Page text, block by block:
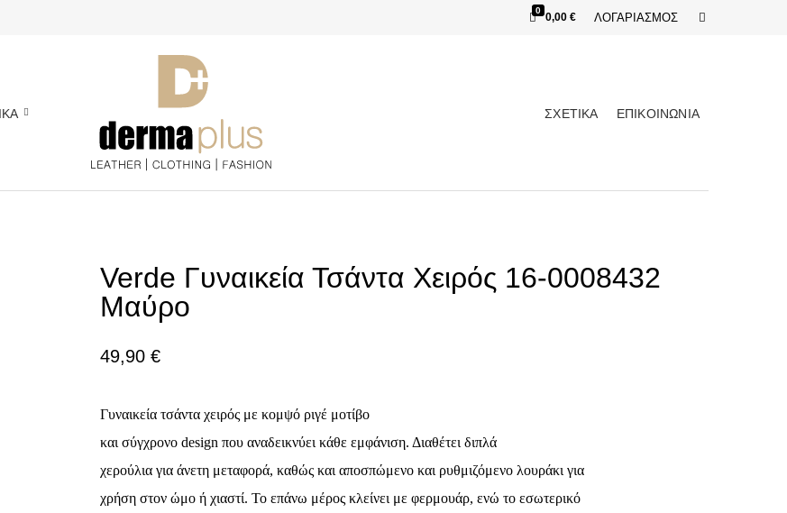
0
0,00 € ΛΟΓΑΡΙΑΣΜΟΣ
o
ΣΧΕΤΙΚΑ ΕΠΙΚΟΙΝΩΝΙΑ
Verde Γυναικεία Τσάντα Χειρός 16-0008432
Μαύρο
49,90 €
Γυναικεία τσάντα χειρός με κομψό ριγέ μοτίβο
και σύγχρονο design που αναδεικνύει κάθε εμφάνιση. Διαθέτει διπλά
χερούλια για άνετη μεταφορά, καθώς και αποσπώμενο και ρυθμιζόμενο λουράκι για
χρήση στον ώμο ή χιαστί. Το επάνω μέρος κλείνει με φερμουάρ, ενώ το εσωτερικό